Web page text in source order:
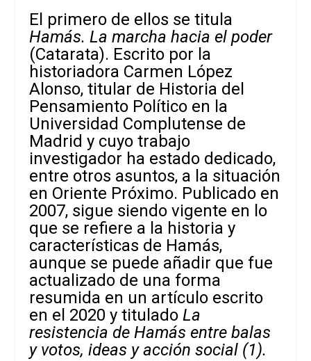
El primero de ellos se titula
Hamás. La marcha hacia el poder
(Catarata). Escrito por la
historiadora Carmen López
Alonso, titular de Historia del
Pensamiento Político en la
Universidad Complutense de
Madrid y cuyo trabajo
investigador ha estado dedicado,
entre otros asuntos, a la situación
en Oriente Próximo. Publicado en
2007, sigue siendo vigente en lo
que se refiere a la historia y
características de Hamás,
aunque se puede añadir que fue
actualizado de una forma
resumida en un artículo escrito
en el 2020 y tituladoLa
resistencia de Hamás entre balas
y votos, ideas y acción social (1).